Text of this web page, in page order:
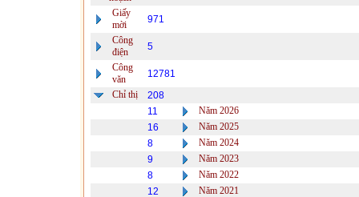
Giấy
mời
971
Công
điện
5
Công
văn
12781
Chỉ thị
208
11
Năm 2026
16
Năm 2025
8
Năm 2024
9
Năm 2023
8
Năm 2022
12
Năm 2021